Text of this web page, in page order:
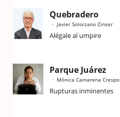
Quebradero
Javier Solorzano Zinser
Alégale al umpire
Parque Juárez
Mónica Camarena Crespo
Rupturas inminentes